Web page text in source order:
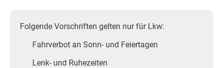
Folgende Vorschriften gelten nur für Lkw:
Fahrverbot an Sonn- und Feiertagen
Lenk- und Ruhezeiten